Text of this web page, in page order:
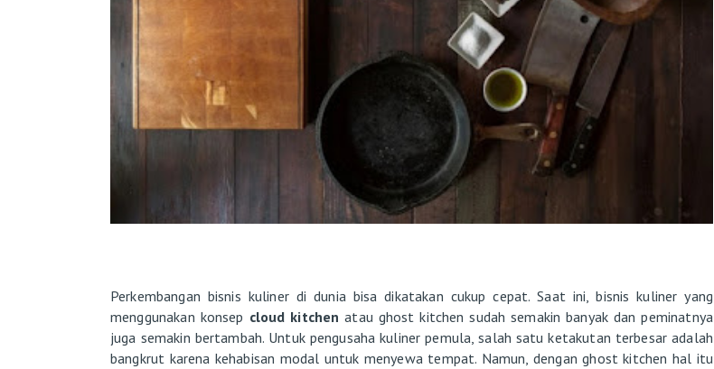
Perkembangan bisnis kuliner di dunia bisa dikatakan cukup cepat. Saat ini, bisnis kuliner yang
menggunakan konsep cloud kitchen atau ghost kitchen sudah semakin banyak dan peminatnya
juga semakin bertambah. Untuk pengusaha kuliner pemula, salah satu ketakutan terbesar adalah
bangkrut karena kehabisan modal untuk menyewa tempat. Namun, dengan ghost kitchen hal itu